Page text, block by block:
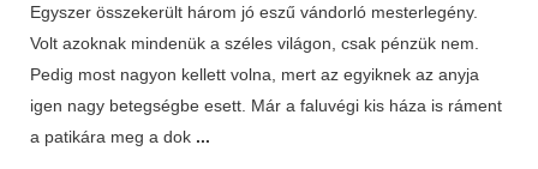
Egyszer összekerült három jó eszű vándorló mesterlegény.
Volt azoknak mindenük a széles világon, csak pénzük nem.
Pedig most nagyon kellett volna, mert az egyiknek az anyja
igen nagy betegségbe esett. Már a faluvégi kis háza is ráment
a patikára meg a dok ...